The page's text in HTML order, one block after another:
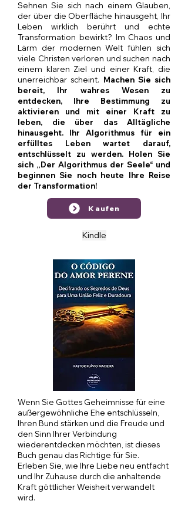
Sehnen Sie sich nach einem Glauben,
der über die Oberfläche hinausgeht, Ihr
Leben wirklich berührt und echte
Transformation bewirkt? Im Chaos und
Lärm der modernen Welt fühlen sich
viele Christen verloren und suchen nach
einem klaren Ziel und einer Kraft, die
unerreichbar scheint. Machen Sie sich
bereit, Ihr wahres Wesen zu
entdecken, Ihre Bestimmung zu
aktivieren und mit einer Kraft zu
leben, die über das Alltägliche
hinausgeht. Ihr Algorithmus für ein
erfülltes Leben wartet darauf,
entschlüsselt zu werden. Holen Sie
sich „Der Algorithmus der Seele“ und
beginnen Sie noch heute Ihre Reise
der Transformation!
Kaufen
Kindle
Wenn Sie Gottes Geheimnisse für eine
außergewöhnliche Ehe entschlüsseln,
Ihren Bund stärken und die Freude und
den Sinn Ihrer Verbindung
wiederentdecken möchten, ist dieses
Buch genau das Richtige für Sie.
Erleben Sie, wie Ihre Liebe neu entfacht
und Ihr Zuhause durch die anhaltende
Kraft göttlicher Weisheit verwandelt
wird.